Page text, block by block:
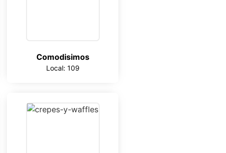
Comodisimos
Local: 109